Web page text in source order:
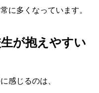
に多くなっています。
が抱えやすい
感じるのは、